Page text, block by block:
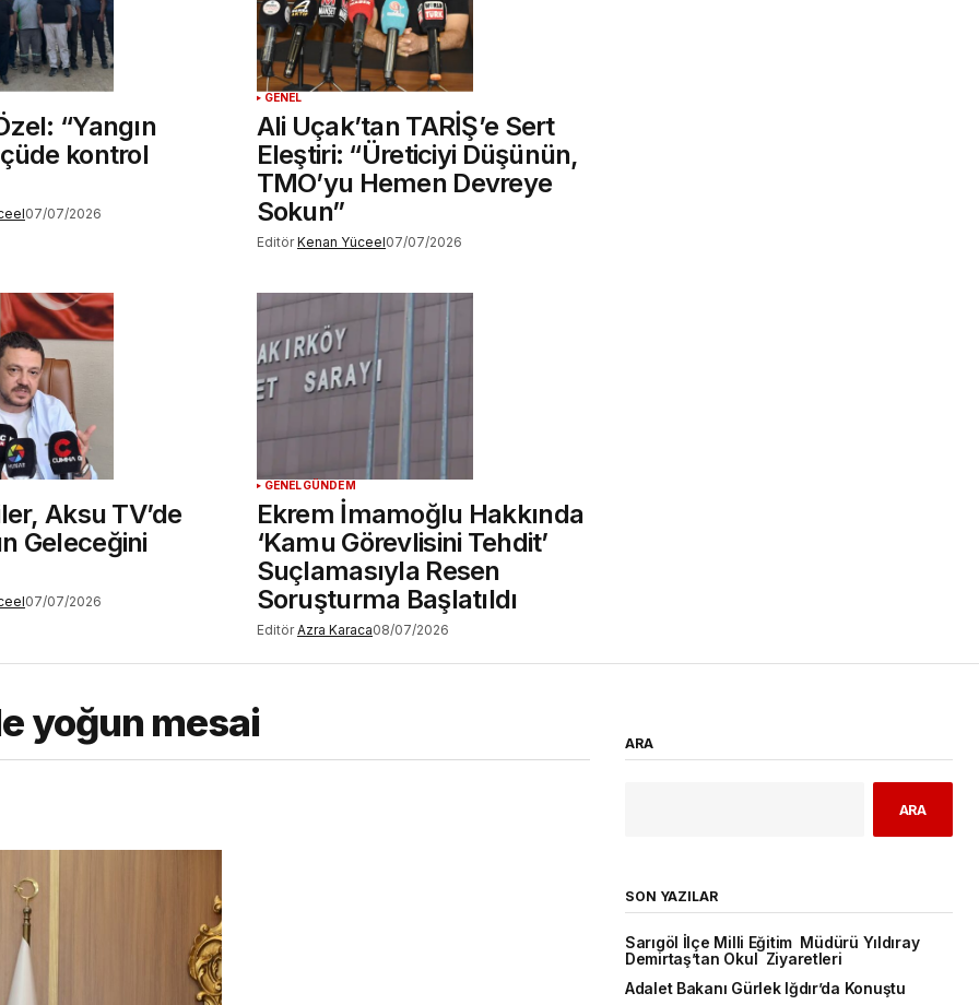
“Yangın
kontrol
07/07/2026
GENEL
Ali Uçak’tan TARİŞ’e Sert
Eleştiri: “Üreticiyi Düşünün,
TMO’yu Hemen Devreye
Sokun”
Editör Kenan Yüceel07/07/2026
Aksu TV’de
Geleceğini
07/07/2026
GENELGÜNDEM
Ekrem İmamoğlu Hakkında
‘Kamu Görevlisini Tehdit’
Suçlamasıyla Resen
Soruşturma Başlatıldı
Editör Azra Karaca08/07/2026
yoğun mesai ARA
ARA
SON YAZILAR
Sarıgöl İlçe Milli Eğitim Müdürü Yıldıray
Demirtaş’tan Okul Ziyaretleri
Adalet Bakanı Gürlek Iğdır’da Konuştu